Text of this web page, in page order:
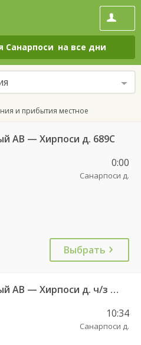
Санарпоси на все дни
и прибытия местное
АВ — Хирпоси д. 689С
0:00
Санарпоси д.
Выбрать
Чебоксары Центральный АВ — Хирпоси д. ч/з Артеменькино с. 689
10:34
Санарпоси д.